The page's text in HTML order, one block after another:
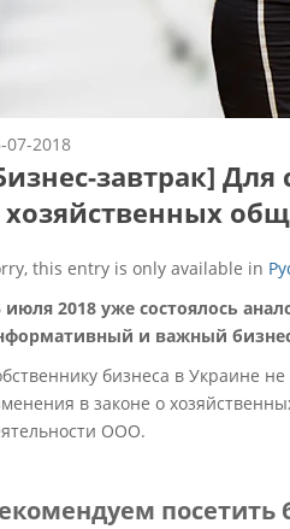
07-2018
завтрак]
хозяйственных
this entry is only available in
июля 2018 уже состоялось
и важный
бизнеса в Украине
в законе о
ООО.
посетить